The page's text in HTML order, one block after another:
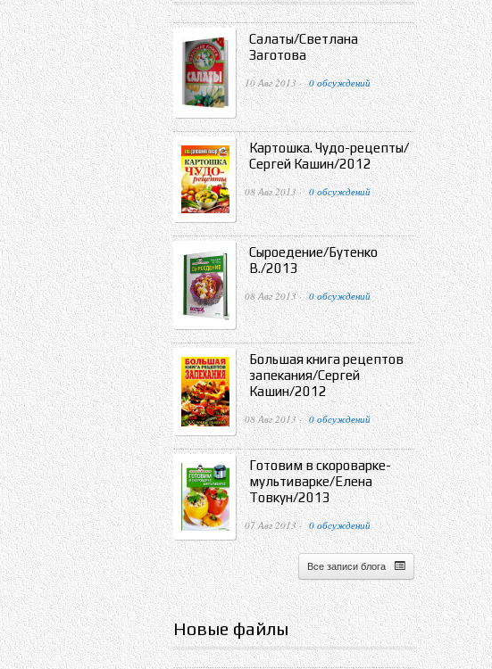
Салаты/Светлана
Заготова
10 Авг 2013 · 0 обсуждений
Картошка. Чудо-рецепты/
Сергей Кашин/2012
08 Авг 2013 · 0 обсуждений
Сыроедение/Бутенко
В./2013
08 Авг 2013 · 0 обсуждений
Большая книга рецептов
запекания/Сергей
Кашин/2012
08 Авг 2013 · 0 обсуждений
Готовим в скороварке-
мультиварке/Елена
Товкун/2013
07 Авг 2013 · 0 обсуждений
Все записи блога
Новые файлы